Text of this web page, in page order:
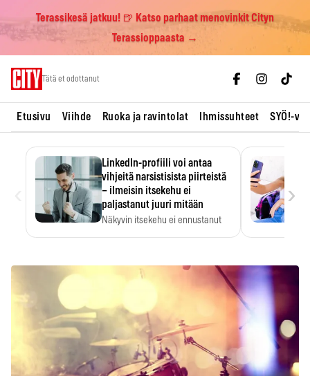
Terassikesä jatkuu! 🍺 Katso parhaat menovinkit Cityn
Terassioppaasta →
Tätä et odottanut
Etusivu Viihde Ruoka ja ravintolat Ihmissuhteet SYÖ!-
LinkedIn-profiili voi antaa
vihjeitä narsistisista piirteistä
– ilmeisin itsekehu ei
paljastanut juuri mitään
Näkyvin itsekehu ei ennustanut
›